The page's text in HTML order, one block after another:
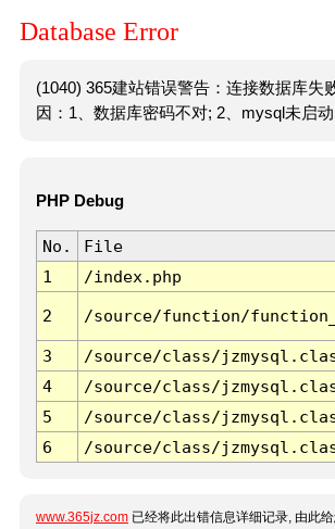
Database Error
(1040) 365建站错误警告：连接数据库失
因：1、数据库密码不对; 2、mysql未启动
PHP Debug
No. File
1
/index.php
2 /source/function/
3 /source/class/
4
/source/class/
5
/source/class/
6
/source/class/
www.365jz.com 已经将此出错信息详细记录, 由此